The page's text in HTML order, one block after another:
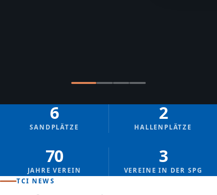
6
SANDPLÄTZE
2
HALLENPLÄTZE
70
JAHRE VEREIN
3
VEREINE IN DER SPG
TCI NEWS